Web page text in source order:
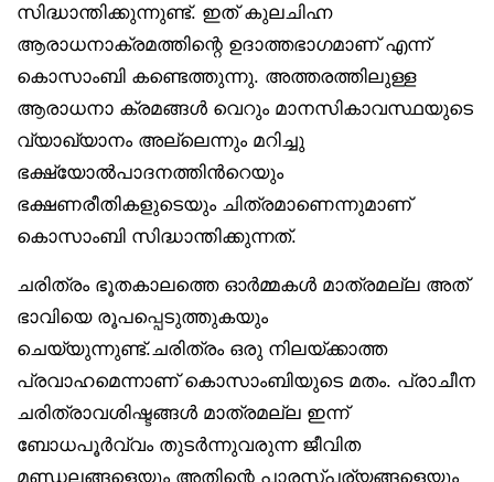
സിദ്ധാന്തിക്കുന്നുണ്ട്. ഇത് കുലചിഹ്ന
ആരാധനാക്രമത്തിന്റെ ഉദാത്തഭാഗമാണ് എന്ന്
കൊസാംബി കണ്ടെത്തുന്നു. അത്തരത്തിലുള്ള
ആരാധനാ ക്രമങ്ങൾ വെറും മാനസികാവസ്ഥയുടെ
വ്യാഖ്യാനം അല്ലെന്നും മറിച്ചു
ഭക്ഷ്യോൽപാദനത്തിൻറെയും
ഭക്ഷണരീതികളുടെയും ചിത്രമാണെന്നുമാണ്
കൊസാംബി സിദ്ധാന്തിക്കുന്നത്.
ചരിത്രം ഭൂതകാലത്തെ ഓർമ്മകൾ മാത്രമല്ല അത്
ഭാവിയെ രൂപപ്പെടുത്തുകയും
ചെയ്യുന്നുണ്ട്.ചരിത്രം ഒരു നിലയ്ക്കാത്ത
പ്രവാഹമെന്നാണ് കൊസാംബിയുടെ മതം. പ്രാചീന
ചരിത്രാവശിഷ്ടങ്ങൾ മാത്രമല്ല ഇന്ന്
ബോധപൂർവ്വം തുടർന്നുവരുന്ന ജീവിത
മണ്ഡലങ്ങളെയും അതിന്റെ പാരസ്പര്യങ്ങളെയും